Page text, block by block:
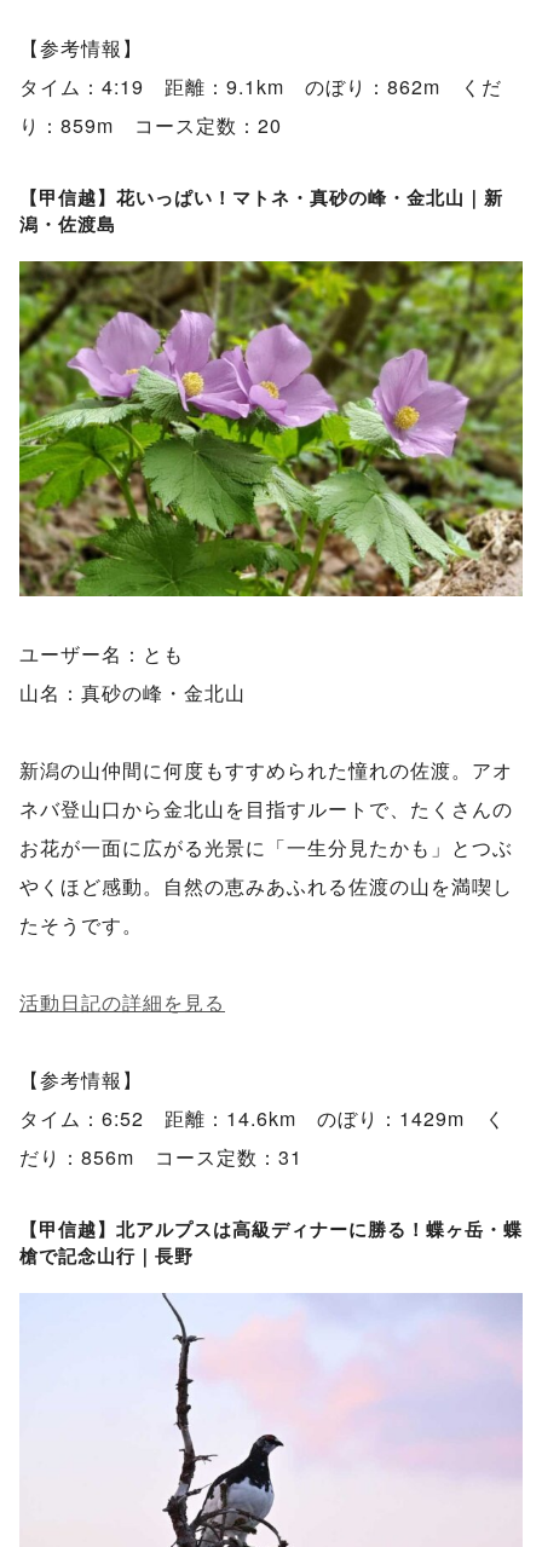
【参考情報】
タイム：4:19 距離：9.1km のぼり：862m くだ
り：859m コース定数：20
【甲信越】花いっぱい！マトネ・真砂の峰・金北山｜新
潟・佐渡島
ユーザー名：とも
山名：真砂の峰・金北山
新潟の山仲間に何度もすすめられた憧れの佐渡。アオ
ネバ登山口から金北山を目指すルートで、たくさんの
お花が一面に広がる光景に「一生分見たかも」とつぶ
やくほど感動。自然の恵みあふれる佐渡の山を満喫し
たそうです。
活動日記の詳細を見る
【参考情報】
タイム：6:52 距離：14.6km のぼり：1429m く
だり：856m コース定数：31
【甲信越】北アルプスは高級ディナーに勝る！蝶ヶ岳・蝶
槍で記念山行｜長野